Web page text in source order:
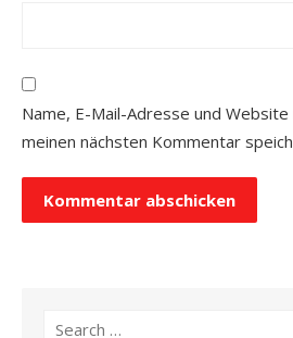
Name, E-Mail-Adresse und
meinen nächsten Kommentar
Search